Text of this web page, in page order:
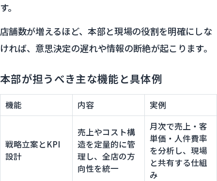
す。
店舗数が増えるほど、本部と現場の役割を明確にしな
ければ、意思決定の遅れや情報の断絶が起こります。
本部が担うべき主な機能と具体例
機能 内容 実例
戦略立案とKPI
設計
売上やコスト構
造を定量的に管
理し、全店の方
向性を統一
月次で売上・客
単価・人件費率
を分析し、現場
と共有する仕組
み